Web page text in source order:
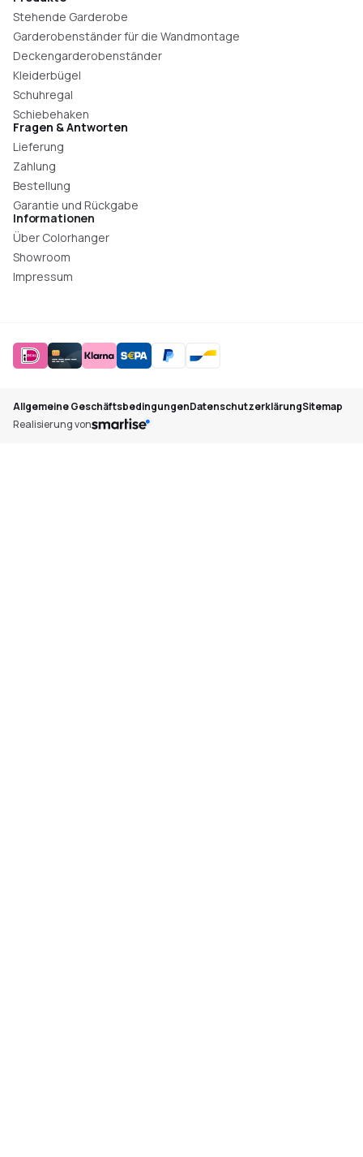
Stehende Garderobe
Garderobenständer für die Wandmontage
Deckengarderobenständer
Kleiderbügel
Schuhregal
Schiebehaken
Fragen & Antworten
Lieferung
Zahlung
Bestellung
Garantie und Rückgabe
Informationen
Über Colorhanger
Showroom
Impressum
Allgemeine GeschäftsbedingungenDatenschutzerklärungSitemap
Realisierung von